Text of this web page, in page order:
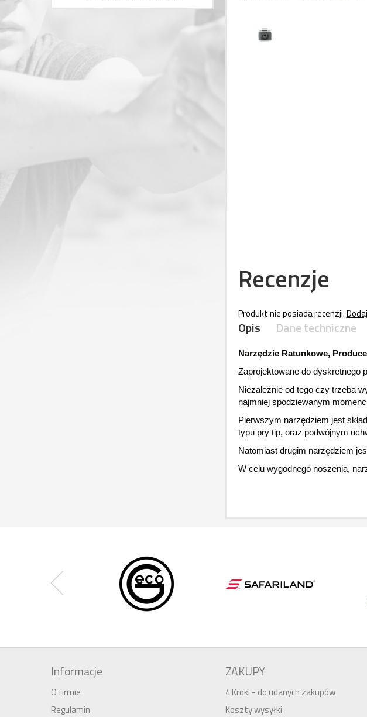
Recenzje
Produkt nie posiada recenzji.
Opis Dane techniczne
Narzędzie Ratunkowe,
Zaprojektowane do dyskretnego
Niezależnie od tego czy trzeba
najmniej spodziewanym
Pierwszym narzędziem jest
typu pry tip, oraz podwójnym
Natomiast drugim narzędziem
W celu wygodnego noszenia,
Informacje
O firmie
Regulamin
ZAKUPY
4 Kroki - do udanych zakupów
Koszty wysyłki